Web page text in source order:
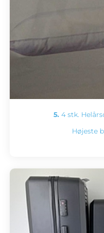
5. 4 stk.
Højeste